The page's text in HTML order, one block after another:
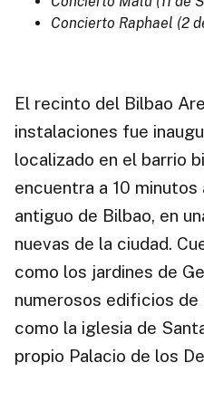
Concierto Raphael (2
El recinto del Bilbao
instalaciones fue
localizado en el barrio
encuentra a 10
antiguo de Bilbao, en
nuevas de la ciudad.
como los jardines de
numerosos edificios
como la iglesia de
propio Palacio de los